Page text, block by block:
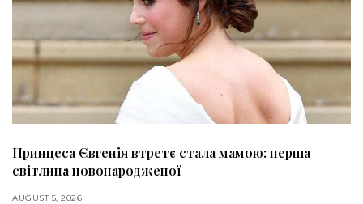
Принцеса Євгенія втретє стала мамою: перша
світлина новонародженої
AUGUST 5, 2026